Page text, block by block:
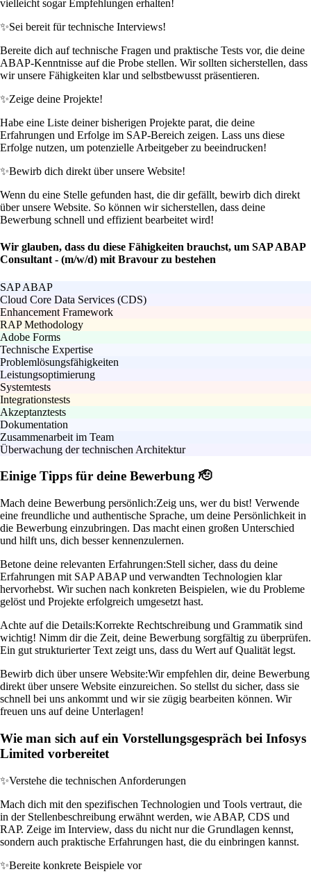
vielleicht sogar Empfehlungen erhalten!
✨Sei bereit für technische Interviews!
Bereite dich auf technische Fragen und praktische Tests vor, die deine
ABAP-Kenntnisse auf die Probe stellen. Wir sollten sicherstellen, dass
wir unsere Fähigkeiten klar und selbstbewusst präsentieren.
✨Zeige deine Projekte!
Habe eine Liste deiner bisherigen Projekte parat, die deine
Erfahrungen und Erfolge im SAP-Bereich zeigen. Lass uns diese
Erfolge nutzen, um potenzielle Arbeitgeber zu beeindrucken!
✨Bewirb dich direkt über unsere Website!
Wenn du eine Stelle gefunden hast, die dir gefällt, bewirb dich direkt
über unsere Website. So können wir sicherstellen, dass deine
Bewerbung schnell und effizient bearbeitet wird!
Wir glauben, dass du diese Fähigkeiten brauchst, um SAP ABAP
Consultant - (m/w/d) mit Bravour zu bestehen
SAP ABAP
Cloud Core Data Services (CDS)
Enhancement Framework
RAP Methodology
Adobe Forms
Technische Expertise
Problemlösungsfähigkeiten
Leistungsoptimierung
Systemtests
Integrationstests
Akzeptanztests
Dokumentation
Zusammenarbeit im Team
Überwachung der technischen Architektur
Einige Tipps für deine Bewerbung 🫡
Mach deine Bewerbung persönlich:Zeig uns, wer du bist! Verwende
eine freundliche und authentische Sprache, um deine Persönlichkeit in
die Bewerbung einzubringen. Das macht einen großen Unterschied
und hilft uns, dich besser kennenzulernen.
Betone deine relevanten Erfahrungen:Stell sicher, dass du deine
Erfahrungen mit SAP ABAP und verwandten Technologien klar
hervorhebst. Wir suchen nach konkreten Beispielen, wie du Probleme
gelöst und Projekte erfolgreich umgesetzt hast.
Achte auf die Details:Korrekte Rechtschreibung und Grammatik sind
wichtig! Nimm dir die Zeit, deine Bewerbung sorgfältig zu überprüfen.
Ein gut strukturierter Text zeigt uns, dass du Wert auf Qualität legst.
Bewirb dich über unsere Website:Wir empfehlen dir, deine Bewerbung
direkt über unsere Website einzureichen. So stellst du sicher, dass sie
schnell bei uns ankommt und wir sie zügig bearbeiten können. Wir
freuen uns auf deine Unterlagen!
Wie man sich auf ein Vorstellungsgespräch bei Infosys
Limited vorbereitet
✨Verstehe die technischen Anforderungen
Mach dich mit den spezifischen Technologien und Tools vertraut, die
in der Stellenbeschreibung erwähnt werden, wie ABAP, CDS und
RAP. Zeige im Interview, dass du nicht nur die Grundlagen kennst,
sondern auch praktische Erfahrungen hast, die du einbringen kannst.
✨Bereite konkrete Beispiele vor